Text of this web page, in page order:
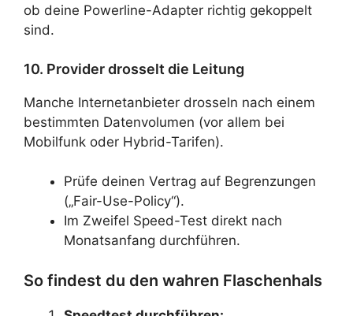
ob deine Powerline-Adapter richtig gekoppelt
sind.
10. Provider drosselt die Leitung
Manche Internetanbieter drosseln nach einem
bestimmten Datenvolumen (vor allem bei
Mobilfunk oder Hybrid-Tarifen).
Prüfe deinen Vertrag auf Begrenzungen
(„Fair-Use-Policy“).
Im Zweifel Speed-Test direkt nach
Monatsanfang durchführen.
So findest du den wahren Flaschenhals